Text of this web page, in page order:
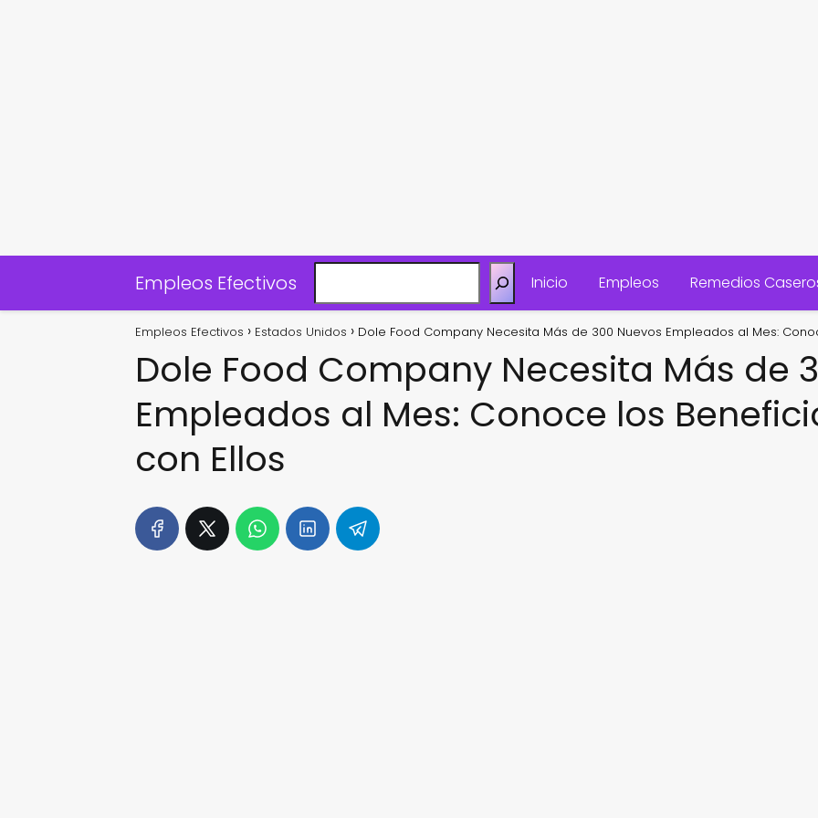
Empleos Efectivos Inicio Empleos Remedios
Empleos Efectivos Estados Unidos Dole Food Company Necesita Más de 300 Nuevos Empleados al Mes:
Dole Food Company Necesita Más de
Empleados al Mes: Conoce los
con Ellos